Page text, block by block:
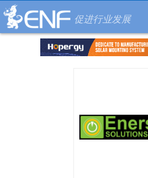
促进行业发展